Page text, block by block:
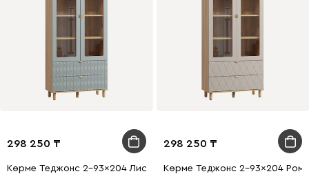
298 250
Көрме Теджонс 2-93x204 Лист Мятный
298 250
Көрме Теджонс 2-93x204